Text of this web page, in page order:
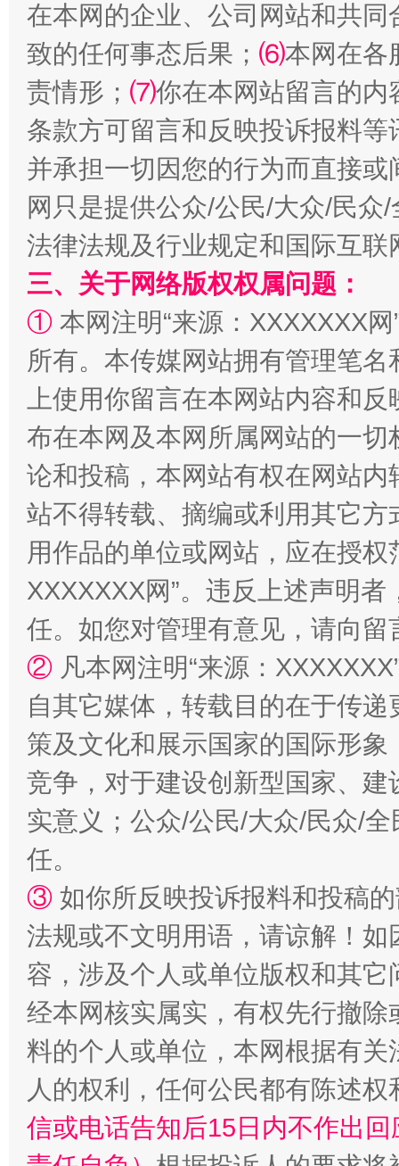
全民健身五年计划来了！等你上场
阿坝州三大球赛在茂县开幕 规模
国家大学科技园优化重塑工作
扯下公款旅游的“隐身衣” 如何以
“蜀中异人”王建安的艺术幻境
在本网的企业、公司网站和共
致的任何事态后果； ⑹本网在各
责情形； ⑺你在本网站留言的内
条款方可留言和反映投诉报料
并承担一切因您的行为而直接
网只是提供公众/公民/大众/民
法律法规及行业规定和国际互
三、关于网络版权权属问题：
① 本网注明“来源：XXXXXXX
所有。本传媒网站拥有管理笔
上使用你留言在本网站内容和
布在本网及本网所属网站的一
论和投稿，本网站有权在网站
站不得转载、摘编或利用其它
用作品的单位或网站，应在授
XXXXXXX网”。违反上述声明
任。如您对管理有意见，请向
② 凡本网注明“来源：
自其它媒体，转载目的在于传
策及文化和展示国家的国际形
竞争，对于建设创新型国家、
实意义；公众/公民/大众/民众/
任。
③ 如你所反映投诉报料和投稿
法规或不文明用语，请谅解！
容，涉及个人或单位版权和其它
经本网核实属实，有权先行撤
料的个人或单位，本网根据有
人的权利，任何公民都有陈述
信或电话告知后15日内不作出